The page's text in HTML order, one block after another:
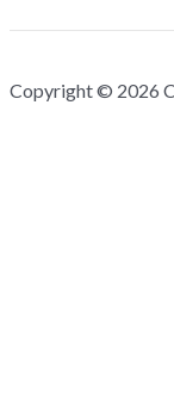
Copyright © 2026